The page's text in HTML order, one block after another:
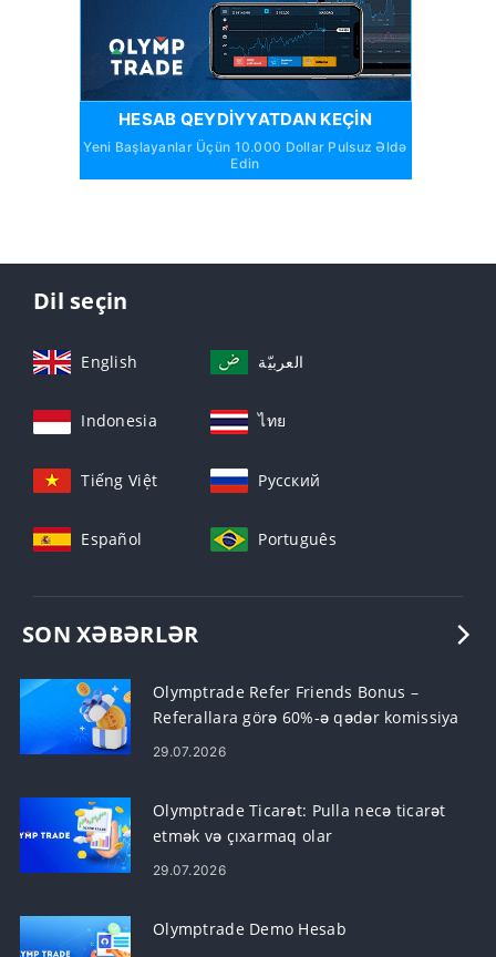
HESAB QEYDIYYATDAN KEÇIN
Yeni Başlayanlar Üçün 10.000 Dollar Pulsuz Əldə
Edin
Dil seçin
English العربيّة
Indonesia ไทย
Tiếng Việt Русский
Español Português
SON XƏBƏRLƏR
Olymptrade Refer Friends Bonus –
Referallara görə 60%-ə qədər komissiya
qazanın
29.07.2026
Olymptrade Ticarət: Pulla necə ticarət
etmək və çıxarmaq olar
29.07.2026
Olymptrade Demo Hesab